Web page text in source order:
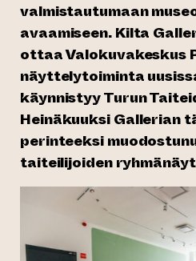
valmistautumaan
avaamiseen. Kilta
ottaa Valokuvakeskus
näyttelytoiminta
käynnistyy Turun
Heinäkuuksi Gallerian
perinteeksi
taiteilijoiden